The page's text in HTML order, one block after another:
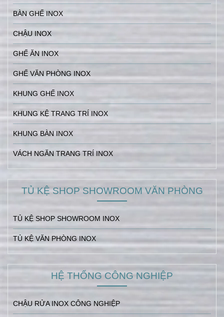
BÀN GHẾ INOX
CHẬU INOX
GHẾ ĂN INOX
GHẾ VĂN PHÒNG INOX
KHUNG GHẾ INOX
KHUNG KỆ TRANG TRÍ INOX
KHUNG BÀN INOX
VÁCH NGĂN TRANG TRÍ INOX
TỦ KỆ SHOP SHOWROOM VĂN PHÒNG
TỦ KỆ SHOP SHOWROOM INOX
TỦ KỆ VĂN PHÒNG INOX
HỆ THỐNG CÔNG NGHIỆP
CHẬU RỬA INOX CÔNG NGHIỆP